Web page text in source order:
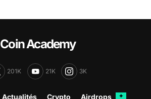
Coin Academy
201K 21K 3K
Actualités Crypto Airdrops ✦